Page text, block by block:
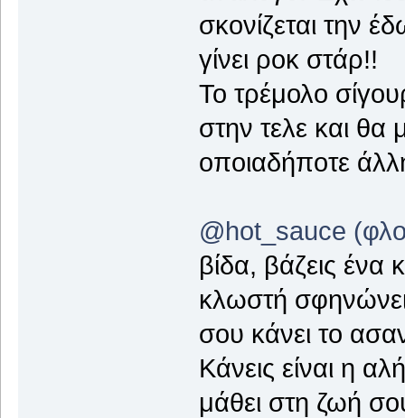
σκονίζεται την
γίνει ροκ στάρ!!
Το τρέμολο
στην τελε και
οποιαδήποτε
@hot_sauce
βίδα, βάζεις ένα
κλωστή
σου κάνει το
Κάνεις είναι η
μάθει στη ζωή